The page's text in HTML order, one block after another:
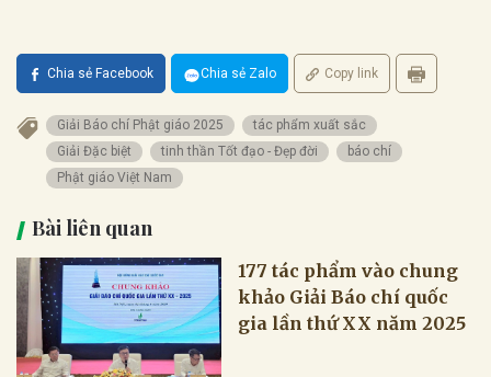
Chia sẻ Facebook Chia sẻ Zalo Copy link
Giải Báo chí Phật giáo 2025
tác phẩm xuất sắc
Giải Đặc biệt
tinh thần Tốt đạo - Đẹp đời
báo chí
Phật giáo Việt Nam
Bài liên quan
177 tác phẩm vào chung
khảo Giải Báo chí quốc
gia lần thứ XX năm 2025